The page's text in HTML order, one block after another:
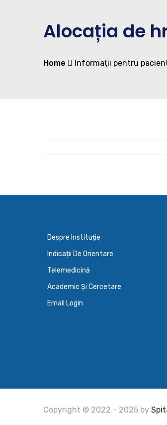
Alocația de
Home Informații pentru
Despre Instituție
Indicații De Orientare
Telemedicină
Academic Și Cercetare
Email Login
Copyright © 2022 - 2025 by